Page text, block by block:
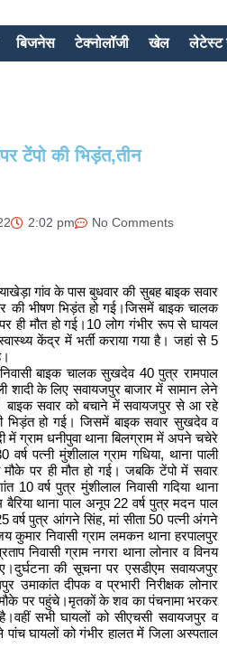
बिजनेस टेक्नोलॉजी खेल लेटेस्ट
टेंपो की भिड़ंत,तीन
2:02 pm No Comments
गांव के पास बुधवार की सुबह बाइक सवार
की भीषण भिड़ंत हो गई।जिसमें बाइक चालक
ही मौत हो गई।10 लोग गंभीर रूप से घायल
केंद्र में भर्ती कराया गया है। जहां से 5
बाइक चालक सुखदेव 40 पुत्र रामपाल
शादी के लिए सवायजपुर बाजार में सामान लेने
बाइक सवार को बचाने में सवायजपुर से आ रहे
हो गई। जिसमें बाइक सवार सुखदेव व
में ग्राम धनीपुवा थाना बिलग्राम में अपने चचेरे
वर्ष पत्नी मुंशीलाल ग्राम गधिया, थाना पाली
पर ही मौत हो गई। जबकि टेंपो में सवार
10 वर्ष पुत्र मुंशीलाल निवासी गदिया थाना
थाना पाल अनूप 22 वर्ष पुत्र मदन पाल
वर्ष पुत्र आंगने सिंह, मां सीता 50 पत्नी अंगने
कुमार निवासी ग्राम लमकन थाना हरपालपुर
निवासी ग्राम नगरा थाना लोनार व विनय
की सूचना पर एसडीएम सवायजपुर
उमाकांत दीपक व प्रभारी निरीक्षक लोनार
पर पहुंचे।मृतकों के शव का पंचनामा भरकर
सभी घायलों को सीएचसी सवायजपुर व
पांच घायलों को गंभीर हालत में जिला अस्पताल